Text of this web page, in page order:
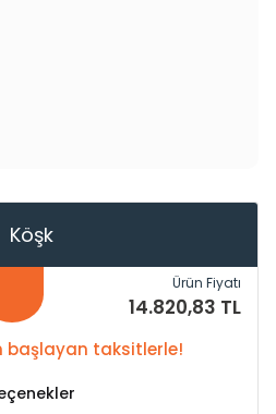
Köşk
Ürün Fiyatı
14.820,83 TL
başlayan taksitlerle!